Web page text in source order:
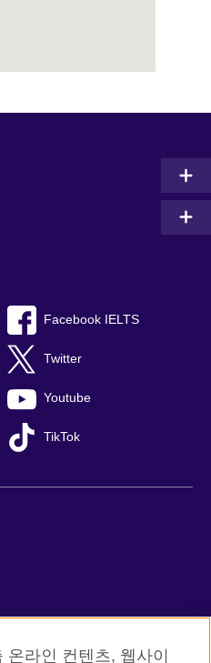
Facebook IELTS
Twitter
Youtube
TikTok
라인 컨텐츠, 웹사이